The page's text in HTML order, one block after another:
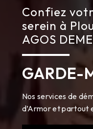
Confiez
serein à
AGOS
GARDE-
Nos services de
d’Armor et partout